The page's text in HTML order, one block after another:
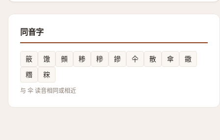
同音字
䉈 馓 䫩 糁 糝 鏒 仐 散 傘
鏾
糣
䊉
与 伞 读音相同或相近